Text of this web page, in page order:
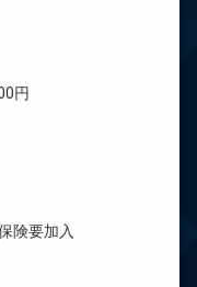
円
要加入